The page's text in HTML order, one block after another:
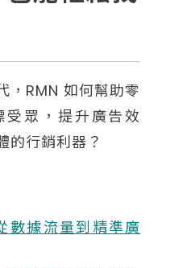
，RMN 如何幫助零
眾，提升廣告效
的行銷利器？
數據流量到精準廣